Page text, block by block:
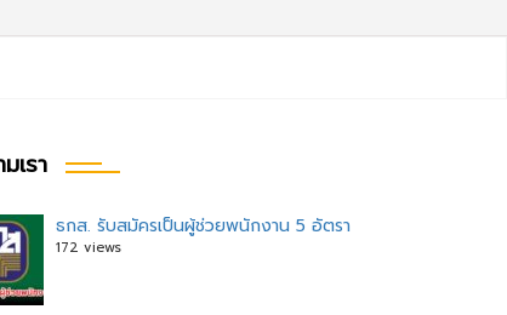
เรา
ธกส. รับสมัครเป็นผู้ช่วยพนักงาน 5 อัตรา
172 views